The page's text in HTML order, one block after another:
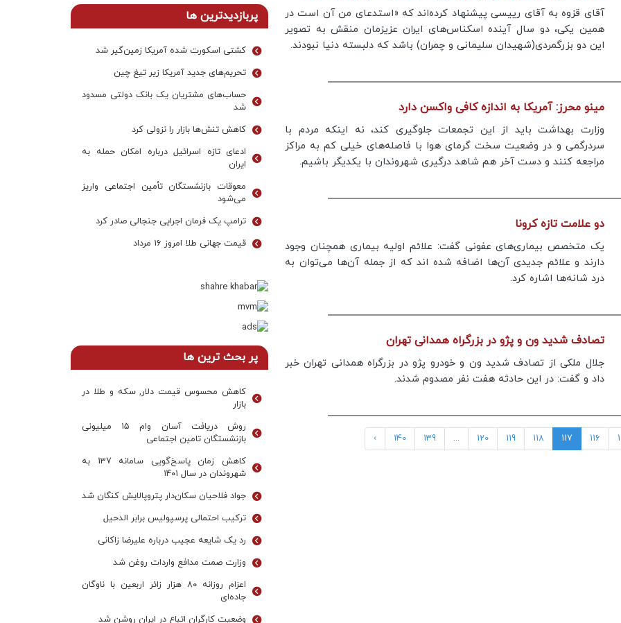
آقای قزوه به آقای رییسی پیشنهاد کرده‌اند که «استدعای من آن است در
همین یکی، دو سال آینده اسکناس‌های ایران عزیزمان منقش به تصویر
این دو بزرگمردی(شهیدان سلیمانی و چمران) باشد که دلبسته دنیا نبودند.
مینو محرز: آمریکا به اندازه کافی واکسن دارد
وزارت بهداشت باید از این تجمعات جلوگیری کند، نه اینکه مردم با
سردرگمی و در وضعیت سخت گرمای هوا با فاصله‌های خیلی کم به مراکز
مراجعه کنند و دست آخر هم شاهد درگیری شهروندان با یکدیگر باشیم.
دو علامت تازه کرونا
یک متخصص بیماری‌های عفونی گفت: علائم اولیه بیماری همچنان وجود
دارند و علائم جدیدی آن‌ها اضافه شده اند که از جمله آن‌ها می‌توان به
درد شانه‌ها اشاره کرد.
تصادف شدید ون و پژو در بزرگراه همدانی تهران
جلال ملکی از تصادف شدید ون و خودرو پژو در بزرگراه همدانی تهران خبر
داد و گفت: در این حادثه هفت نفر مصدوم شدند.
116
117
118
119
120
...
139
140
›
پربازدیدترین ها
کشتی اسکورت شده آمریکا زمین‌گیر شد
تحریم‌های جدید آمریکا زیر تیغ چین
حساب‌های مشتریان یک بانک‌ دولتی مسدود
شد
کاهش تنش‌ها بازار را نزولی کرد
ادعای تازه اسرائیل درباره امکان حمله به
ایران
معوقات بازنشستگان تأمین اجتماعی واریز
می‌شود
ترامپ یک فرمان اجرایی جنجالی صادر کرد
قیمت جهانی طلا امروز ۱۶ مرداد
پر بحث ترین ها
کاهش محسوس قیمت دلار, سکه و طلا در
بازار
روش دریافت آسان وام ۱۵ میلیونی
بازنشستگان تامین اجتماعی
کاهش زمان پاسخ‌گویی سامانه 137 به
شهروندان در سال ۱۴۰۱
جواد فلاحیان سکان‌دار پتروپالایش کنگان شد
ترکیب احتمالی پرسپولیس برابر الدحیل
رد یک شایعه عجیب درباره علیرضا زاکانی
وزارت صمت مدافع واردات روغن شد
اعزام روزانه ۸۰ هزار زائر اربعین با ناوگان
جاده‌ای
وضعیت کارگران اتباع در ایران روشن شد